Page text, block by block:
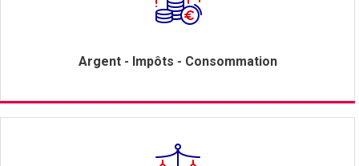
Argent - Impôts - Consommation